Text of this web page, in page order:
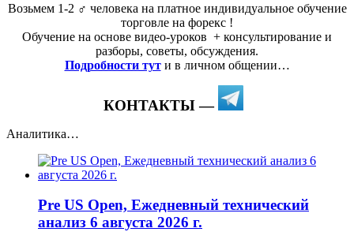
Возьмем 1-2 ‍♂️ человека на платное индивидуальное обучение
торговле на форекс !
Обучение на основе видео-уроков ️ + консультирование и
разборы, советы, обсуждения.
Подробности тут и в личном общении…
КОНТАКТЫ —
Аналитика…
Pre US Open, Ежедневный технический
анализ 6 августа 2026 г.